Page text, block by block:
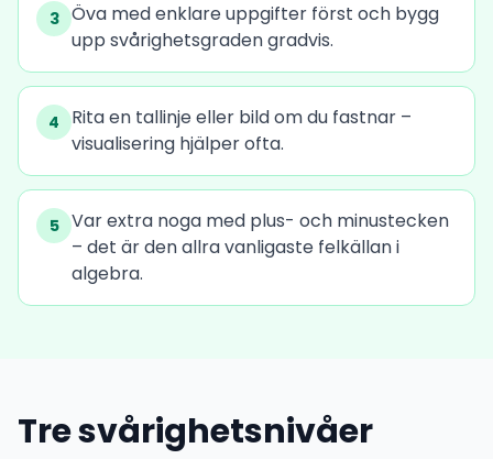
3 Öva med enklare uppgifter först och bygg
upp svårighetsgraden gradvis.
4
Rita en tallinje eller bild om du fastnar –
visualisering hjälper ofta.
5 Var extra noga med plus- och minustecken
– det är den allra vanligaste felkällan i
algebra.
Tre svårighetsnivåer